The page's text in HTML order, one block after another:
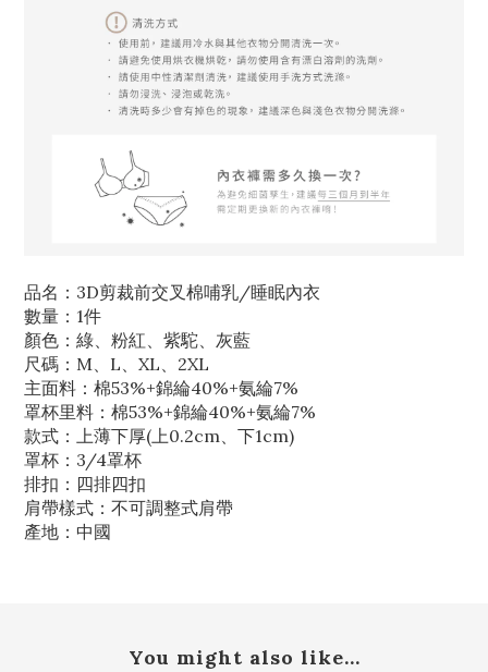
品名：3D剪裁前交叉棉哺乳/睡眠內衣
數量：1件
顏色：綠、粉紅、紫駝、灰藍
尺碼：M、L、XL、2XL
主面料：棉53%+錦綸40%+氨綸7%
罩杯里料：棉53%+錦綸40%+氨綸7%
款式：上薄下厚(上0.2cm、下1cm)
罩杯：3/4罩杯
排扣：四排四扣
肩帶樣式：不可調整式肩帶
產地：中國
You might also like...